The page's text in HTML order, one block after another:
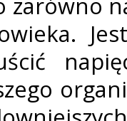
zarówno